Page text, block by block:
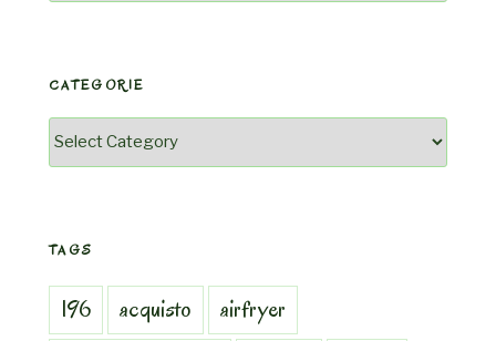
CATEGORIE
Categorie
TAGS
196 acquisto
airfryer